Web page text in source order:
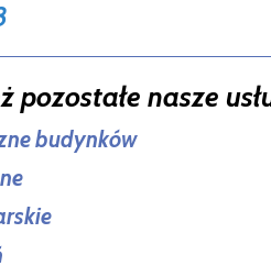
pozostałe nasze
budynków